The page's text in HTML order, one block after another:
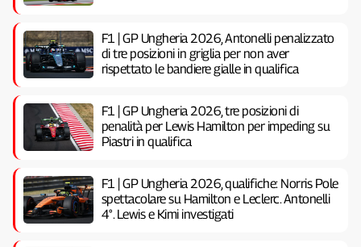
F1 | GP Ungheria 2026, Antonelli penalizzato
di tre posizioni in griglia per non aver
rispettato le bandiere gialle in qualifica
F1 | GP Ungheria 2026, tre posizioni di
penalità per Lewis Hamilton per impeding su
Piastri in qualifica
F1 | GP Ungheria 2026, qualifiche: Norris Pole
spettacolare su Hamilton e Leclerc. Antonelli
4°. Lewis e Kimi investigati